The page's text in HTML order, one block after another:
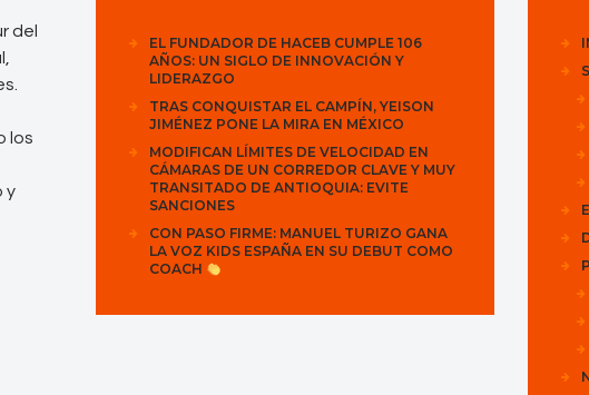
del
los
y
EL FUNDADOR DE HACEB CUMPLE 106
AÑOS: UN SIGLO DE INNOVACIÓN Y
LIDERAZGO
TRAS CONQUISTAR EL CAMPÍN, YEISON
JIMÉNEZ PONE LA MIRA EN MÉXICO
MODIFICAN LÍMITES DE VELOCIDAD EN
CÁMARAS DE UN CORREDOR CLAVE Y MUY
TRANSITADO DE ANTIOQUIA: EVITE
SANCIONES
CON PASO FIRME: MANUEL TURIZO GANA
LA VOZ KIDS ESPAÑA EN SU DEBUT COMO
COACH